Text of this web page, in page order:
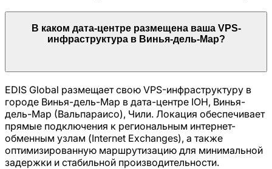
В каком дата-центре размещена ваша VPS-
инфраструктура в Винья-дель-Мар?
EDIS Global размещает свою VPS-инфраструктуру в
городе Винья-дель-Мар в дата-центре IOH, Винья-
дель-Мар (Вальпараисо), Чили. Локация обеспечивает
прямые подключения к региональным интернет-
обменным узлам (Internet Exchanges), а также
оптимизированную маршрутизацию для минимальной
задержки и стабильной производительности.